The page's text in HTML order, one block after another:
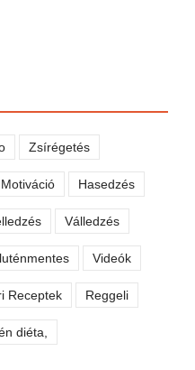
Zsírégetés
Motiváció Hasedzés
Válledzés
Videók
Receptek Reggeli
diéta,